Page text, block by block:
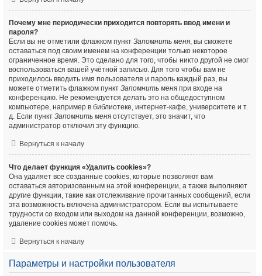
Почему мне периодически приходится повторять ввод имени и
пароля?
Если вы не отметили флажком пункт Запомнить меня, вы сможете
оставаться под своим именем на конференции только некоторое
ограниченное время. Это сделано для того, чтобы никто другой не смог
воспользоваться вашей учётной записью. Для того чтобы вам не
приходилось вводить имя пользователя и пароль каждый раз, вы
можете отметить флажком пункт Запомнить меня при входе на
конференцию. Не рекомендуется делать это на общедоступном
компьютере, например в библиотеке, интернет-кафе, университете и т.
д. Если пункт Запомнить меня отсутствует, это значит, что
администратор отключил эту функцию.
Вернуться к началу
Что делает функция «Удалить cookies»?
Она удаляет все созданные cookies, которые позволяют вам
оставаться авторизованным на этой конференции, а также выполняют
другие функции, такие как отслеживание прочитанных сообщений, если
эта возможность включена администратором. Если вы испытываете
трудности со входом или выходом на данной конференции, возможно,
удаление cookies может помочь.
Вернуться к началу
Параметры и настройки пользователя